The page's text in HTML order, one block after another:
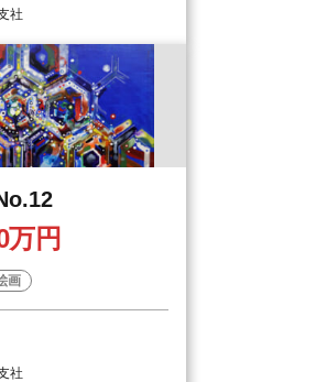
社
万円
画
社